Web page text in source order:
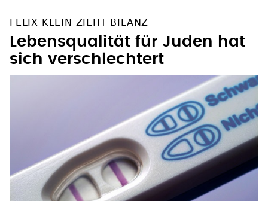
FELIX KLEIN ZIEHT BILANZ
Lebensqualität für Juden hat
sich verschlechtert